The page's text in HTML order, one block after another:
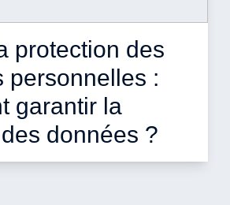
protection des
personnelles :
garantir la
données ?